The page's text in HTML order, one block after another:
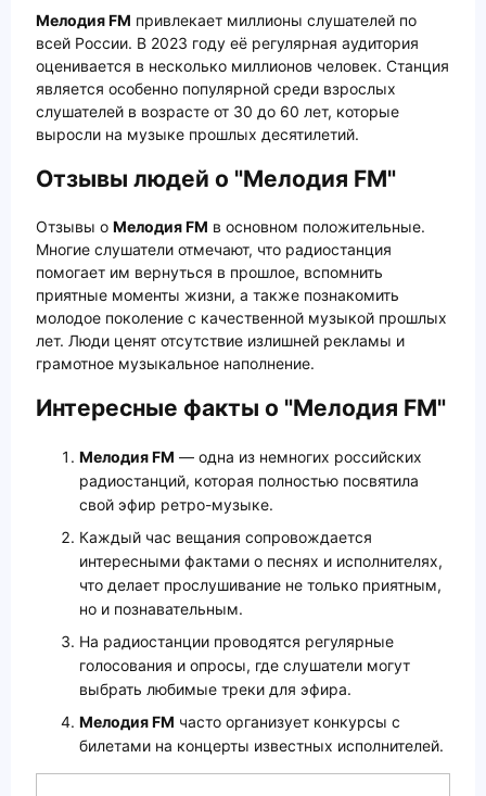
Мелодия FM привлекает миллионы слушателей по
всей России. В 2023 году её регулярная аудитория
оценивается в несколько миллионов человек. Станция
является особенно популярной среди взрослых
слушателей в возрасте от 30 до 60 лет, которые
выросли на музыке прошлых десятилетий.
Отзывы людей о "Мелодия FM"
Отзывы о Мелодия FM в основном положительные.
Многие слушатели отмечают, что радиостанция
помогает им вернуться в прошлое, вспомнить
приятные моменты жизни, а также познакомить
молодое поколение с качественной музыкой прошлых
лет. Люди ценят отсутствие излишней рекламы и
грамотное музыкальное наполнение.
Интересные факты о "Мелодия FM"
Мелодия FM — одна из немногих российских
радиостанций, которая полностью посвятила
свой эфир ретро-музыке.
Каждый час вещания сопровождается
интересными фактами о песнях и исполнителях,
что делает прослушивание не только приятным,
но и познавательным.
На радиостанции проводятся регулярные
голосования и опросы, где слушатели могут
выбрать любимые треки для эфира.
Мелодия FM часто организует конкурсы с
билетами на концерты известных исполнителей.